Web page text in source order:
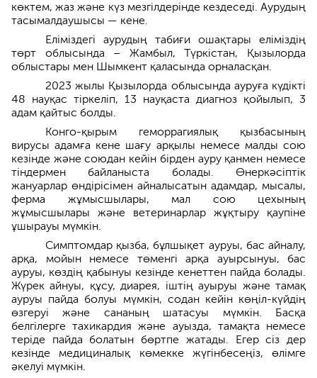
көктем, жаз және күз мезгілдерінде кездеседі. Аурудың
тасымалдаушысы — кене.
Еліміздегі аурудың табиғи ошақтары еліміздің
төрт облысында – Жамбыл, Түркістан, Қызылорда
облыстары мен Шымкент қаласында орналасқан.
2023 жылы Қызылорда облысында ауруға күдікті
48 науқас тіркеліп, 13 науқаста диагноз қойылып, 3
адам қайтыс болды.
Конго-қырым геморрагиялық қызбасының
вирусы адамға кене шағу арқылы немесе малды сою
кезінде және союдан кейін бірден ауру қанмен немесе
тіндермен байланыста болады. Өнеркәсіптік
жануарлар өндірісімен айналысатын адамдар, мысалы,
ферма жұмысшылары, мал сою цехының
жұмысшылары және ветеринарлар жұқтыру қаупіне
ұшырауы мүмкін.
Симптомдар қызба, бұлшықет ауруы, бас айналу,
арқа, мойын немесе төменгі арқа ауырсынуы, бас
ауруы, көздің қабынуы кезінде кенеттен пайда болады.
Жүрек айнуы, құсу, диарея, іштің ауыруы және тамақ
ауруы пайда болуы мүмкін, содан кейін көңіл-күйдің
өзгеруі және сананың шатасуы мүмкін. Басқа
белгілерге тахикардия және ауызда, тамақта немесе
теріде пайда болатын бөртпе жатады. Егер сіз дер
кезінде медициналық көмекке жүгінбесеңіз, өлімге
әкелуі мүмкін.